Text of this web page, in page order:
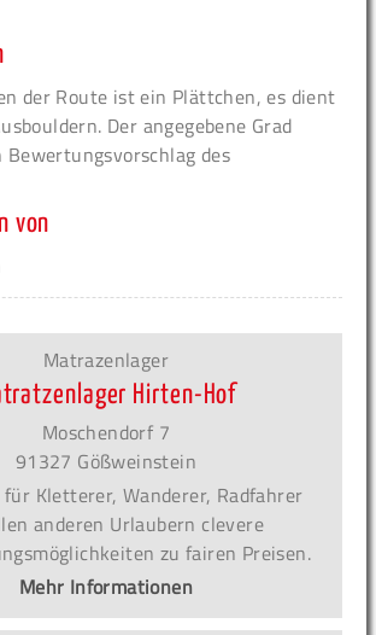
der Route ist ein Plättchen, es dient
Der angegebene Grad
des
von
Matrazenlager
Hirten-Hof
Moschendorf 7
91327 Gößweinstein
Kletterer, Wanderer, Radfahrer
anderen Urlaubern clevere
zu fairen Preisen.
Mehr Informationen